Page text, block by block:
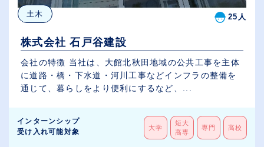
土木 25人
株式会社 石戸谷建設
会社の特徴 当社は、大館北秋田地域の公共工事を主体
に道路・橋・下水道・河川工事などインフラの整備を
通じて、暮らしをより便利にするなど、...
インターンシップ
受け入れ可能対象
大学
短大
高専
専門 高校